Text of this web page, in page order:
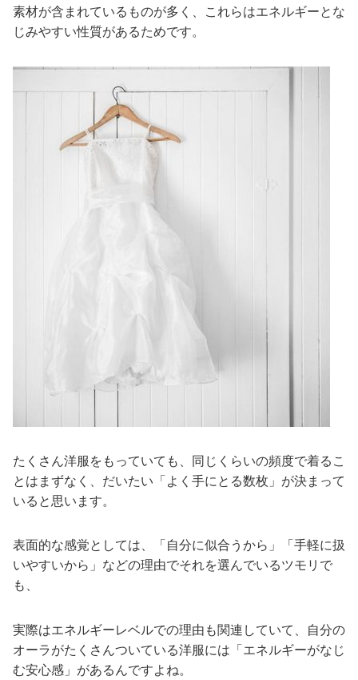
素材が含まれているものが多く、これらはエネルギーとな
じみやすい性質があるためです。
たくさん洋服をもっていても、同じくらいの頻度で着るこ
とはまずなく、だいたい「よく手にとる数枚」が決まって
いると思います。
表面的な感覚としては、「自分に似合うから」「手軽に扱
いやすいから」などの理由でそれを選んでいるツモリで
も、
実際はエネルギーレベルでの理由も関連していて、自分の
オーラがたくさんついている洋服には「エネルギーがなじ
む安心感」があるんですよね。